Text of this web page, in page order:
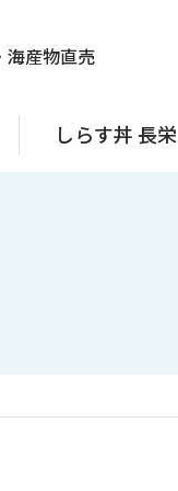
海産物直売
しらす丼 長栄